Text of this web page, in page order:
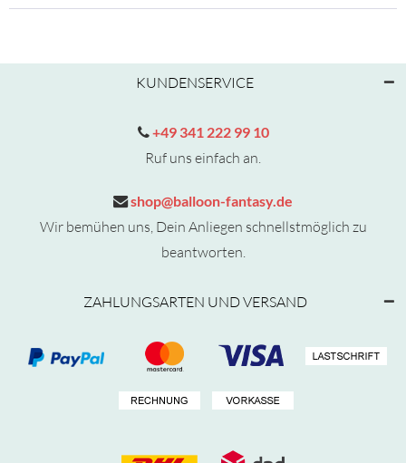
KUNDENSERVICE
+49 341 222 99 10
Ruf uns einfach an.
shop@balloon-fantasy.de
Wir bemühen uns, Dein Anliegen schnellstmöglich zu
beantworten.
ZAHLUNGSARTEN UND VERSAND